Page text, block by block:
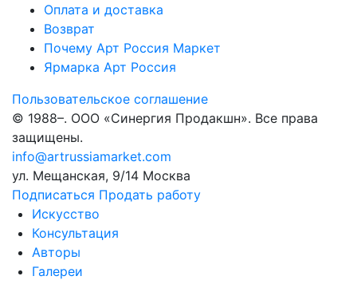
Оплата и доставка
Возврат
Почему Арт Россия Маркет
Ярмарка Арт Россия
Пользовательское соглашение
© 1988–. ООО «Синергия Продакшн». Все права
защищены.
info@artrussiamarket.com
ул. Мещанская, 9/14 Москва
Подписаться Продать работу
Искусство
Консультация
Авторы
Галереи